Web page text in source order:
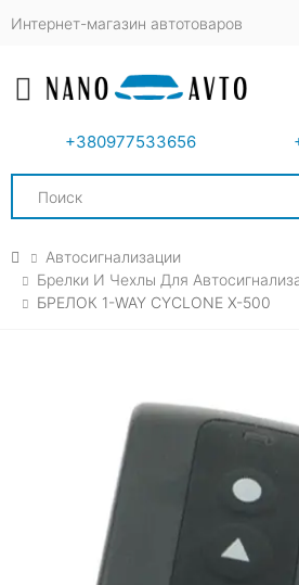
Интернет-магазин автотоваров
Toggle mobile menu
+380977533656
Search
Автосигнализации
Брелки И Чехлы Для
БРЕЛОК 1-WAY CYCLONE X-500